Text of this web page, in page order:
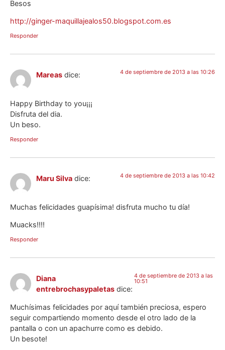
Besos
http://ginger-maquillajealos50.blogspot.com.es
Responder
Mareas dice: 4 de septiembre de 2013 a las 10:26
Happy Birthday to you¡¡¡
Disfruta del dia.
Un beso.
Responder
Maru Silva dice: 4 de septiembre de 2013 a las 10:42
Muchas felicidades guapísima! disfruta mucho tu día!
Muacks!!!!
Responder
Diana
entrebrochasypaletas dice:
4 de septiembre de 2013 a las
10:51
Muchísimas felicidades por aquí también preciosa, espero
seguir compartiendo momento desde el otro lado de la
pantalla o con un apachurre como es debido.
Un besote!